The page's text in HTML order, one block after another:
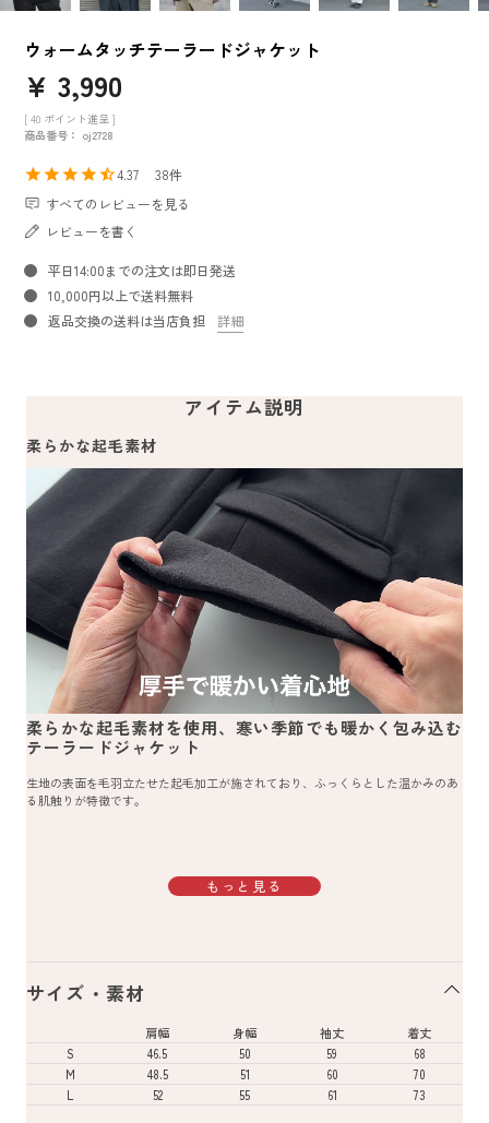
ウォームタッチテーラードジャケット
¥ 3,990
[ 40 ポイント進呈 ]
商品番号
oj2728
4.37
38
すべてのレビューを見る
レビューを書く
平日14:00までの注文は即日発送
10,000円以上で送料無料
返品交換の送料は当店負担
詳細
アイテム説明
柔らかな起毛素材
柔らかな起毛素材を使用、寒い季節でも暖かく包み込む
テーラードジャケット
生地の表面を毛羽立たせた起毛加工が施されており、ふっくらとした温かみのあ
る肌触りが特徴です。
もっと見る
サイズ・素材
肩幅 身幅 袖丈
着丈
S
46.5 50 59
68
M
48.5 51 60
70
L
52 55 61 73